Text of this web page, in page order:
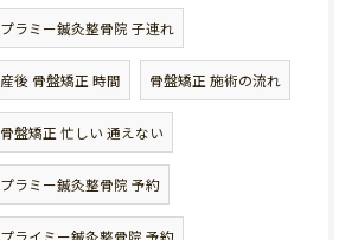
プラミー鍼灸整骨院 子連れ
産後 骨盤矯正 時間 骨盤矯正 施術の流れ
骨盤矯正 忙しい 通えない
プラミー鍼灸整骨院 予約